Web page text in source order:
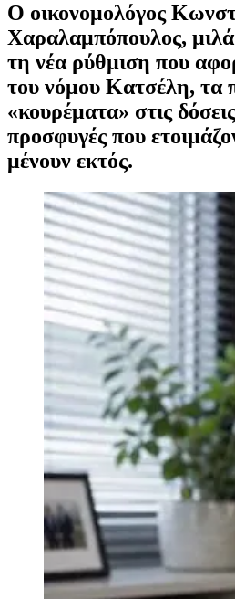
Ο οικονομολόγος
Χαραλαμπόπουλος,
τη νέα ρύθμιση που
του νόμου Κατσέλη, τα
«κουρέματα» στις
προσφυγές που
μένουν εκτός.